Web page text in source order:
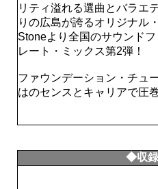
リティ溢れる選曲とバラエ
りの広島が誇るオリジナル
Stoneより全国のサウンド
レート・ミックス第2弾！
ファウンデーション・チュ
はのセンスとキャリアで圧
◆収